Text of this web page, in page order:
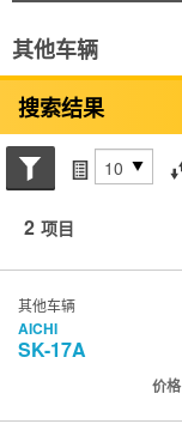
其他车辆
搜索结果
搜索状态每页项目
2 项目
其他车辆
AICHI
SK-17A
价格